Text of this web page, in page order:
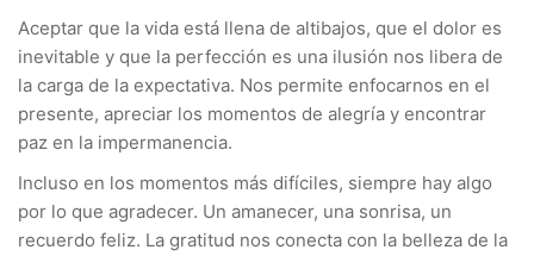
Aceptar que la vida está llena de altibajos, que el dolor es
inevitable y que la perfección es una ilusión nos libera de
la carga de la expectativa. Nos permite enfocarnos en el
presente, apreciar los momentos de alegría y encontrar
paz en la impermanencia.
Incluso en los momentos más difíciles, siempre hay algo
por lo que agradecer. Un amanecer, una sonrisa, un
recuerdo feliz. La gratitud nos conecta con la belleza de la